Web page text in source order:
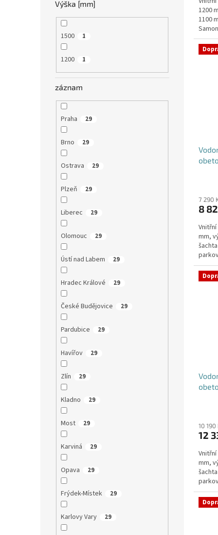
Výška [mm]
1500 1
1200 1
záznam
Praha 29
Brno 29
Ostrava 29
Plzeň 29
Liberec 29
Olomouc 29
Ústí nad Labem 29
Hradec Králové 29
České Budějovice 29
Pardubice 29
Havířov 29
Zlín 29
Kladno 29
Most 29
Karviná 29
Opava 29
Frýdek-Místek 29
Karlovy Vary 29
5
1200
1100
7 290
8
mm,
DN32
10 190
12
mm,
DN32